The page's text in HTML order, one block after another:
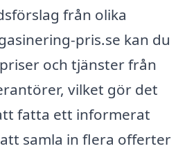
från olika
pris.se kan du
och tjänster från
vilket gör det
fatta ett informerat
samla in flera offerter